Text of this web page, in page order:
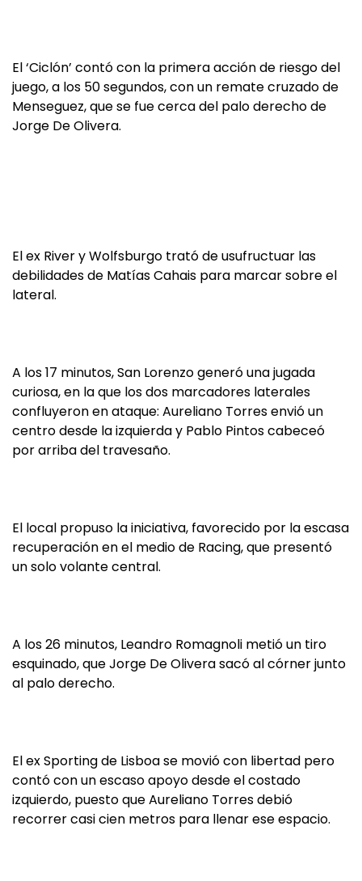
El ‘Ciclón’ contó con la primera acción de riesgo del
juego, a los 50 segundos, con un remate cruzado de
Menseguez, que se fue cerca del palo derecho de
Jorge De Olivera.
El ex River y Wolfsburgo trató de usufructuar las
debilidades de Matías Cahais para marcar sobre el
lateral.
A los 17 minutos, San Lorenzo generó una jugada
curiosa, en la que los dos marcadores laterales
confluyeron en ataque: Aureliano Torres envió un
centro desde la izquierda y Pablo Pintos cabeceó
por arriba del travesaño.
El local propuso la iniciativa, favorecido por la escasa
recuperación en el medio de Racing, que presentó
un solo volante central.
A los 26 minutos, Leandro Romagnoli metió un tiro
esquinado, que Jorge De Olivera sacó al córner junto
al palo derecho.
El ex Sporting de Lisboa se movió con libertad pero
contó con un escaso apoyo desde el costado
izquierdo, puesto que Aureliano Torres debió
recorrer casi cien metros para llenar ese espacio.